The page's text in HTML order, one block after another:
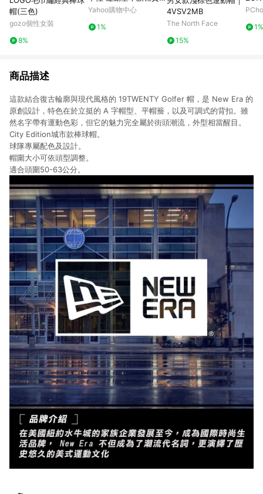
帽(三色)
gozo個性女裝
8%
動帽 棒球帽(黑色/白
Yahoo購物中心
1%
4VSV2MB
The North Face
15%
1%
商品描述
這款結合復古輪廓與現代風格的 19TWENTY Golfer 帽，是 New Era 的
原創設計，特色在於立挺的 A 字帽型、平帽簷，以及可調式的背扣。雖
然名字帶有運動色彩，但它的魅力完全屬於街頭潮流，外型相當醒目。
City Edition城市款棒球帽。
球隊專屬配色及設計。
帽圍大小可依頭型調整。
適合頭圍50-63公分。